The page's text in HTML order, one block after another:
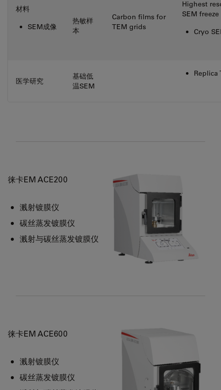
材料
SEM成像
热敏样
本
Carbon films for
TEM grids
Highest
SEM
Cryo
医学研究
基础低
温SEM
Replica
徕卡EM ACE200
溅射镀膜仪
碳丝蒸发镀膜仪
溅射与碳丝蒸发镀膜仪
徕卡EM ACE600
溅射镀膜仪
碳丝蒸发镀膜仪